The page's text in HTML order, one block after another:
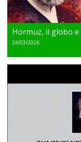
Hormuz, il globo
24/03/2026